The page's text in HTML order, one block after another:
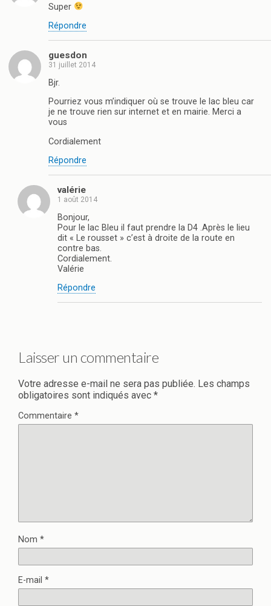
Super
Répondre
guesdon
31 juillet 2014
Bjr.
Pourriez vous m’indiquer où se trouve le lac bleu car
je ne trouve rien sur internet et en mairie. Merci a
vous
Cordialement
Répondre
valérie
1 août 2014
Bonjour,
Pour le lac Bleu il faut prendre la D4 .Après le lieu
dit « Le rousset » c’est à droite de la route en
contre bas.
Cordialement.
Valérie
Répondre
Laisser un commentaire
Votre adresse e-mail ne sera pas publiée. Les champs
obligatoires sont indiqués avec *
Commentaire *
Nom *
E-mail *